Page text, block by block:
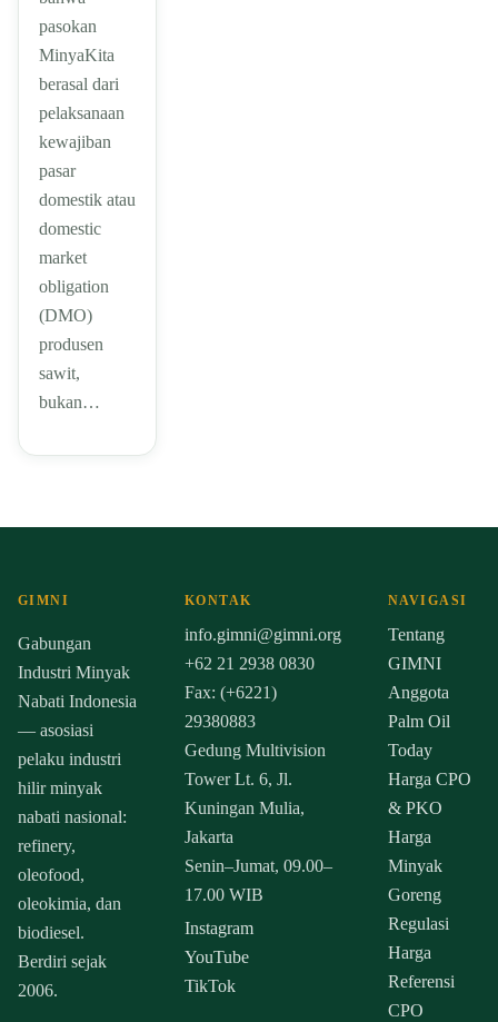
pasokan
MinyaKita
berasal dari
pelaksanaan
kewajiban
pasar
domestik atau
domestic
market
obligation
(DMO)
produsen
sawit,
bukan…
GIMNI
Gabungan
Industri Minyak
Nabati Indonesia
— asosiasi
pelaku industri
hilir minyak
nabati nasional:
refinery,
oleofood,
oleokimia, dan
biodiesel.
Berdiri sejak
2006.
KONTAK
info.gimni@gimni.org
+62 21 2938 0830
Fax: (+6221)
29380883
Gedung Multivision
Tower Lt. 6, Jl.
Kuningan Mulia,
Jakarta
Senin–Jumat, 09.00–
17.00 WIB
Instagram
YouTube
TikTok
NAVIGASI
Tentang
GIMNI
Anggota
Palm Oil
Today
Harga CPO
& PKO
Harga
Minyak
Goreng
Regulasi
Harga
Referensi
CPO